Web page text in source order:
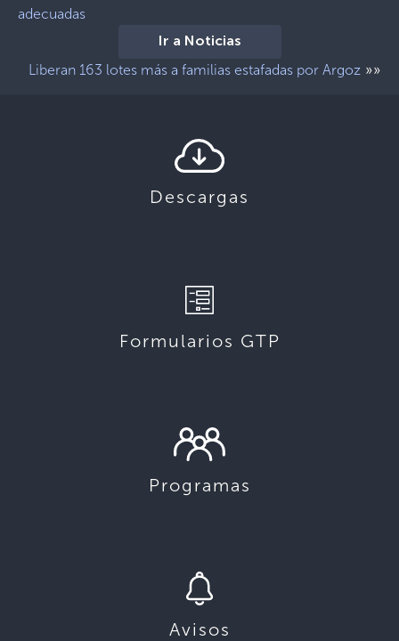
adecuadas
Ir a Noticias
Liberan 163 lotes más a familias estafadas por Argoz »»
Descargas
Formularios GTP
Programas
Avisos